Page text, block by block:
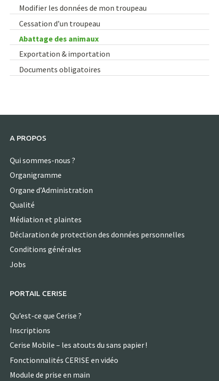
Modifier les données de mon troupeau
Cessation d’un troupeau
Abattage des animaux
Exportation & importation
Documents obligatoires
A PROPOS
Qui sommes-nous ?
Organigramme
Organe d’Administration
Qualité
Médiation et plaintes
Déclaration de protection des données personnelles
Conditions générales
Jobs
PORTAIL CERISE
Qu’est-ce que Cerise ?
Inscriptions
Cerise Mobile – les atouts du sans papier !
Fonctionnalités CERISE en vidéo
Module de prise en main